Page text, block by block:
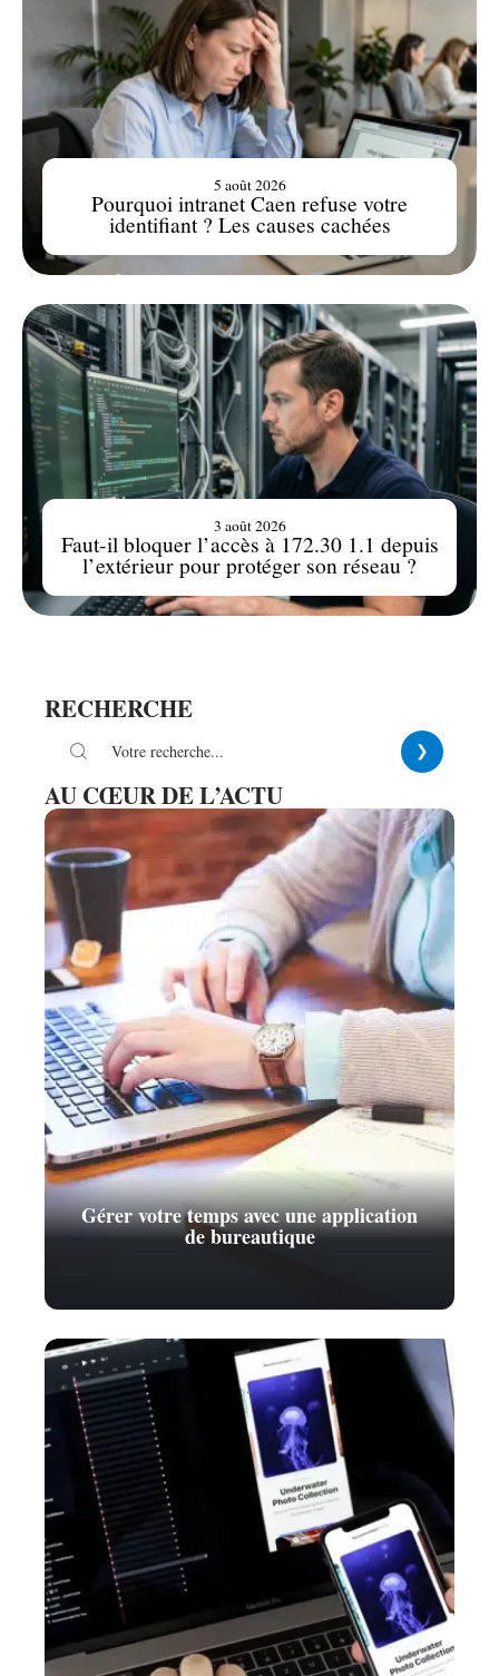
Pourquoi intranet Caen refuse votre
identifiant ? Les causes cachées
5 août 2026
Faut-il bloquer l’accès à 172.30 1.1 depuis
l’extérieur pour protéger son réseau ?
3 août 2026
RECHERCHE
AU CŒUR DE L’ACTU
Gérer votre temps avec une application
de bureautique